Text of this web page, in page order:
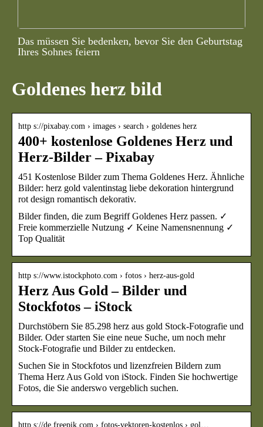
Das müssen Sie bedenken, bevor Sie den Geburtstag
Ihres Sohnes feiern
Goldenes herz bild
http s://pixabay.com › images › search › goldenes herz
400+ kostenlose Goldenes Herz und
Herz-Bilder – Pixabay
451 Kostenlose Bilder zum Thema Goldenes Herz. Ähnliche
Bilder: herz gold valentinstag liebe dekoration hintergrund
rot design romantisch dekorativ.
Bilder finden, die zum Begriff Goldenes Herz passen. ✓
Freie kommerzielle Nutzung ✓ Keine Namensnennung ✓
Top Qualität
http s://www.istockphoto.com › fotos › herz-aus-gold
Herz Aus Gold – Bilder und
Stockfotos – iStock
Durchstöbern Sie 85.298 herz aus gold Stock-Fotografie und
Bilder. Oder starten Sie eine neue Suche, um noch mehr
Stock-Fotografie und Bilder zu entdecken.
Suchen Sie in Stockfotos und lizenzfreien Bildern zum
Thema Herz Aus Gold von iStock. Finden Sie hochwertige
Fotos, die Sie anderswo vergeblich suchen.
http s://de.freepik.com › fotos-vektoren-kostenlos › gol…